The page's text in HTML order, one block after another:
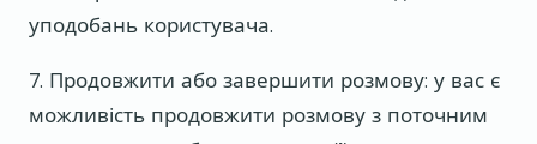
уподобань користувача.
7. Продовжити або завершити розмову: у вас є
можливість продовжити розмову з поточним